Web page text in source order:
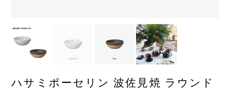
ハサミポーセリン 波佐見焼 ラウンド